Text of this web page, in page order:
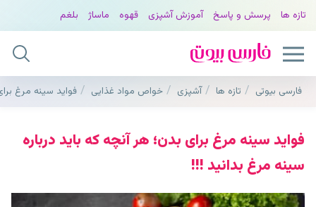
تازه ها پرسش و پاسخ آموزش آشپزی قهوه ماساژ بلغم
فارسی بیوتی تازه ها آشپزی خواص مواد غذایی فواید سینه مرغ
فواید سینه مرغ برای بدن؛ هر آنچه که باید درباره
سینه مرغ بدانید !!!